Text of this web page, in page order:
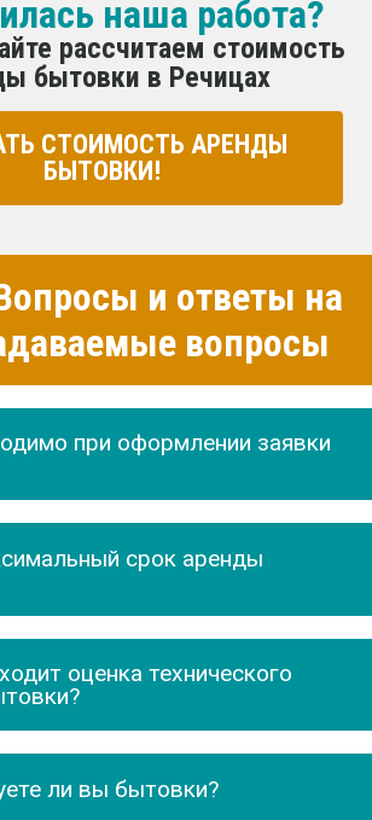
наша работа?
рассчитаем стоимость
бытовки в Речицах
СТОИМОСТЬ АРЕНДЫ
БЫТОВКИ!
и ответы на
вопросы
при оформлении заявки
срок аренды
оценка технического
ли вы бытовки?